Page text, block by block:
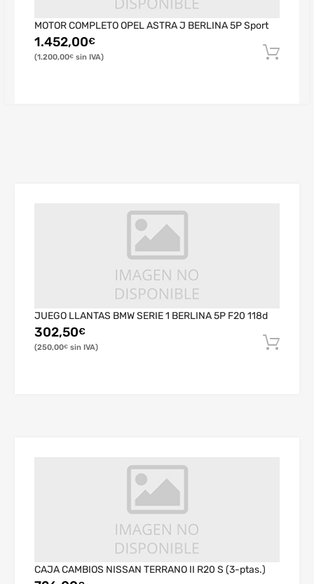
MOTOR COMPLETO OPEL ASTRA J BERLINA 5P Sport
1.452,00€
1.200,00€
JUEGO LLANTAS BMW SERIE 1 BERLINA 5P F20 118d
302,50€
250,00€
CAJA CAMBIOS NISSAN TERRANO II R20 S (3-ptas.)